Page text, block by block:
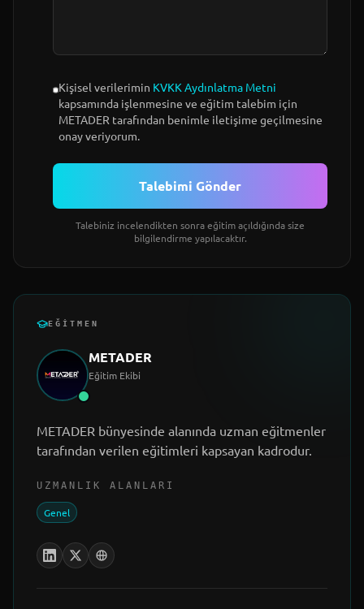
Kişisel verilerimin KVKK Aydınlatma Metni
kapsamında işlenmesine ve eğitim talebim için
METADER tarafından benimle iletişime geçilmesine
onay veriyorum.
Talebimi Gönder
Talebiniz incelendikten sonra eğitim açıldığında size
bilgilendirme yapılacaktır.
EĞITMEN
METADER
Eğitim Ekibi
METADER bünyesinde alanında uzman eğitmenler
tarafından verilen eğitimleri kapsayan kadrodur.
UZMANLIK ALANLARI
Genel